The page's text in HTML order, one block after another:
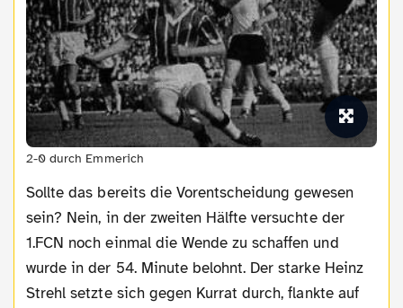
2-0 durch Emmerich
Sollte das bereits die Vorentscheidung gewesen
sein? Nein, in der zweiten Hälfte versuchte der
1.FCN noch einmal die Wende zu schaffen und
wurde in der 54. Minute belohnt. Der starke Heinz
Strehl setzte sich gegen Kurrat durch, flankte auf